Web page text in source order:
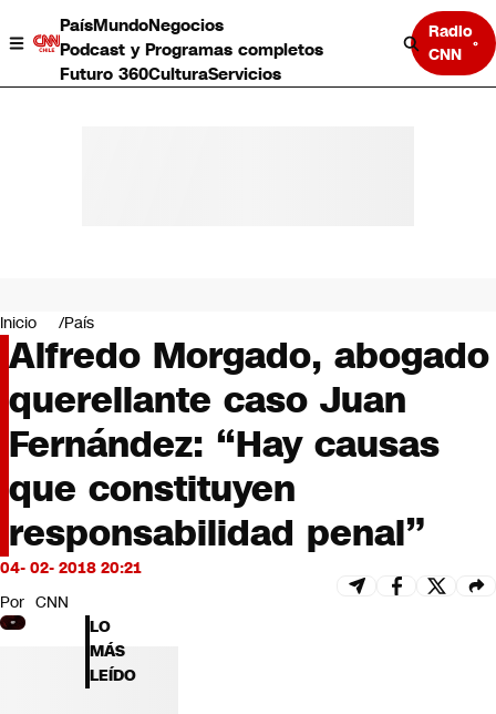
PaísMundoNegocios
Podcast y Programas completos
Futuro 360CulturaServicios
Radio
CNN
Negocios
Deportes
Programas completos
Cultura
Servicios
Bits
CNN tiempo
Futuro 360
Opinión
Inicio País
Alfredo Morgado, abogado
querellante caso Juan
Fernández: “Hay causas
que constituyen
responsabilidad penal”
04- 02- 2018 20:21
Por CNN
LO
MÁS
LEÍDO